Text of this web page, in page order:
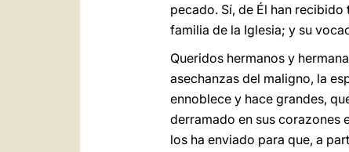
pecado. Sí, de Él han
familia de la Iglesia; y su
Queridos hermanos y
asechanzas del maligno, la
ennoblece y hace grandes,
derramado en sus corazones
los ha enviado para que, a